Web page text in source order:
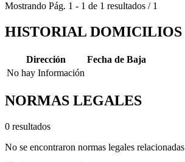
Mostrando Pág. 1 - 1 de 1 resultados / 1
HISTORIAL DOMICILIOS
Dirección
Fecha de Baja
No hay Información
NORMAS LEGALES
0 resultados
No se encontraron normas legales relacionadas